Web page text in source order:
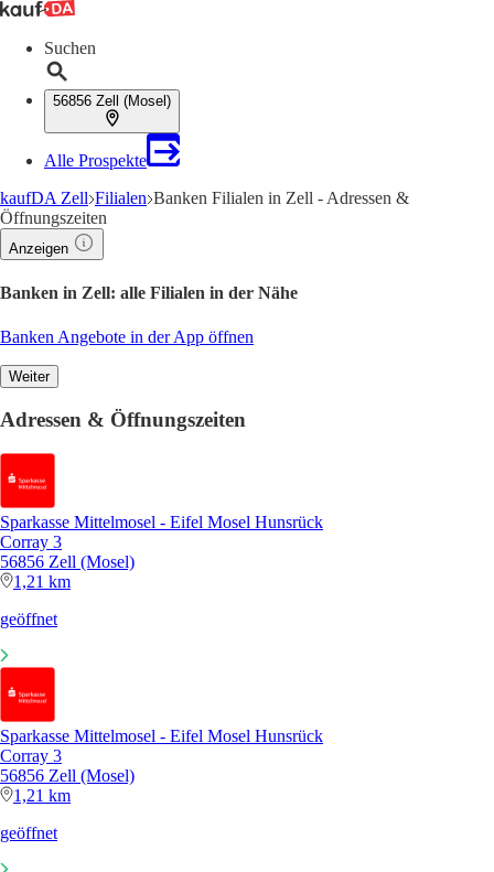
Suchen
56856 Zell (Mosel)
Alle Prospekte
kaufDA Zell Filialen Banken Filialen in Zell - Adressen &
Öffnungszeiten
Anzeigen
Banken in Zell: alle Filialen in der Nähe
Banken Angebote in der App öffnen
Weiter
Adressen & Öffnungszeiten
Sparkasse Mittelmosel - Eifel Mosel Hunsrück
Corray 3
56856 Zell (Mosel)
1,21 km
geöffnet
Sparkasse Mittelmosel - Eifel Mosel Hunsrück
Corray 3
56856 Zell (Mosel)
1,21 km
geöffnet